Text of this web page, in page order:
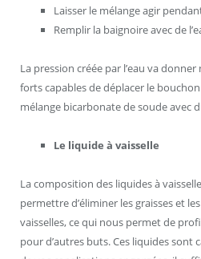
Laisser le mélange agir
Remplir la baignoire avec de
La pression créée par l’eau va
forts capables de déplacer le
mélange bicarbonate de soude avec
Le liquide à vaisselle
La composition des liquides à
permettre d’éliminer les graisses et
vaisselles, ce qui nous permet de
pour d’autres buts. Ces liquides sont